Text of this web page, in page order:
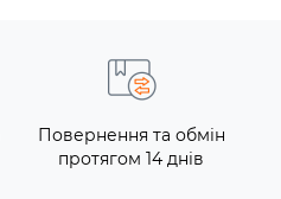
Повернення та обмін
протягом 14 днів